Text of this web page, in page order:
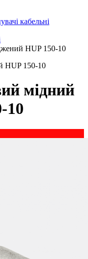
кабельні
HUP 150-10
HUP 150-10
мідний
10